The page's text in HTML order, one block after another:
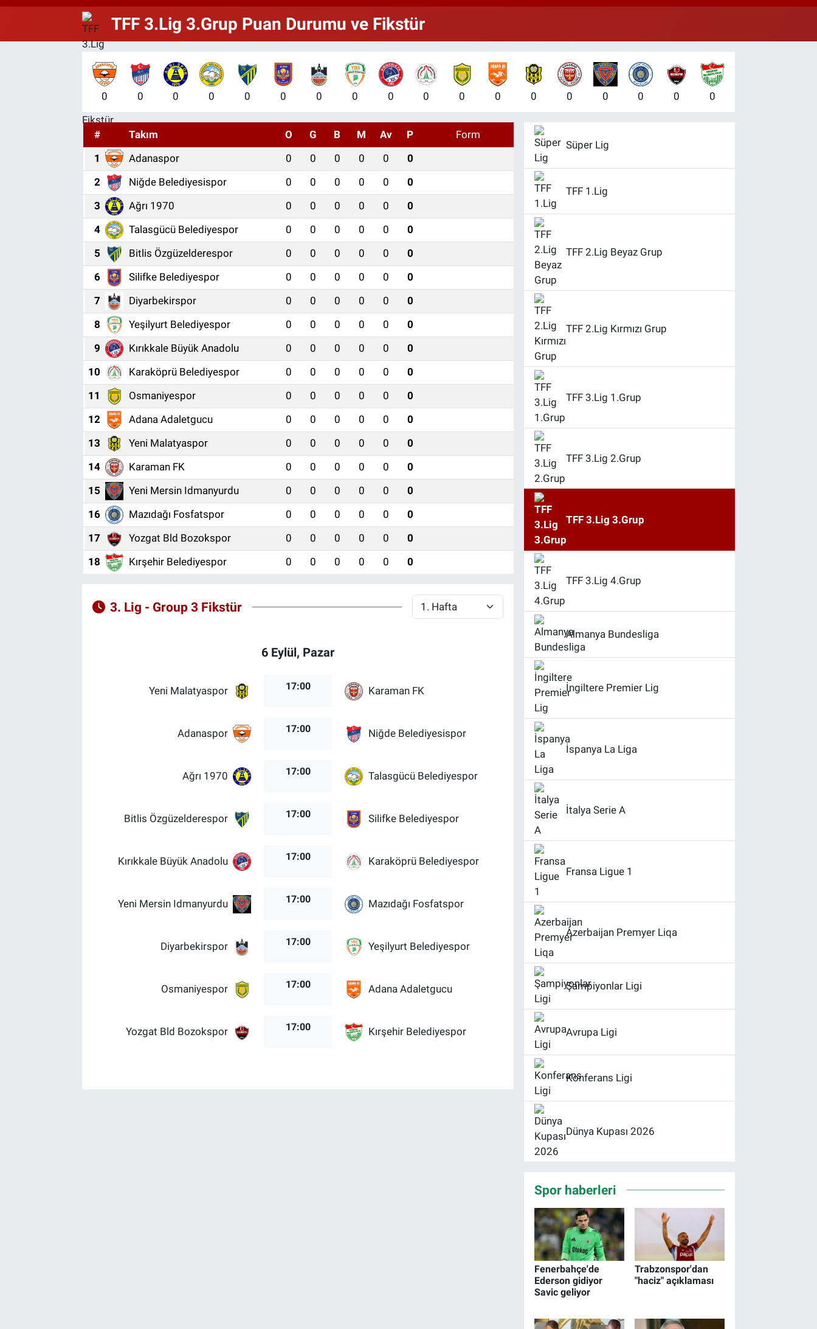
6660.55
%0.03
TFF 3.Lig 3.Grup Puan Durumu ve Fikstür
0 0 0 0 0 0 0 0 0 0 0 0 0 0 0 0 0 0
# Takım O G B M Av P
Form
1
Adanaspor 0 0 0 0 0
0
2
Niğde Belediyesispor 0 0 0 0 0
0
3
Ağrı 1970 0 0 0 0 0
0
4
Talasgücü Belediyespor 0 0 0 0 0
0
5
Bitlis Özgüzelderespor 0 0 0 0 0
0
6
Silifke Belediyespor 0 0 0 0 0
0
7
Diyarbekirspor 0 0 0 0 0
0
8
Yeşilyurt Belediyespor 0 0 0 0 0
0
9
Kırıkkale Büyük Anadolu 0 0 0 0 0
0
10
Karaköprü Belediyespor 0 0 0 0 0
0
11
Osmaniyespor 0 0 0 0 0
0
12
Adana Adaletgucu 0 0 0 0 0
0
13
Yeni Malatyaspor 0 0 0 0 0
0
14
Karaman FK 0 0 0 0 0
0
15
Yeni Mersin Idmanyurdu 0 0 0 0 0
0
16
Mazıdağı Fosfatspor 0 0 0 0 0
0
17
Yozgat Bld Bozokspor 0 0 0 0 0
0
18
Kırşehir Belediyespor 0 0 0 0 0 0
3. Lig - Group 3 Fikstür
6 Eylül, Pazar
Yeni Malatyaspor 17:00 Karaman FK
Adanaspor 17:00 Niğde Belediyesispor
Ağrı 1970 17:00 Talasgücü Belediyespor
Bitlis Özgüzelderespor 17:00 Silifke Belediyespor
Kırıkkale Büyük Anadolu 17:00 Karaköprü Belediyespor
Yeni Mersin Idmanyurdu 17:00 Mazıdağı Fosfatspor
Diyarbekirspor 17:00 Yeşilyurt Belediyespor
Osmaniyespor 17:00 Adana Adaletgucu
Yozgat Bld Bozokspor 17:00 Kırşehir Belediyespor
Süper Lig
TFF 1.Lig
TFF 2.Lig Beyaz Grup
TFF 2.Lig Kırmızı Grup
TFF 3.Lig 1.Grup
TFF 3.Lig 2.Grup
TFF 3.Lig 3.Grup
TFF 3.Lig 4.Grup
Almanya Bundesliga
İngiltere Premier Lig
İspanya La Liga
İtalya Serie A
Fransa Ligue 1
Azerbaijan Premyer Liqa
Şampiyonlar Ligi
Avrupa Ligi
Konferans Ligi
Dünya Kupası 2026
Spor haberleri
Fenerbahçe'de
Ederson gidiyor
Savic geliyor
Trabzonspor'dan
"haciz" açıklaması
Özel Haberler
Özel Haberler
Erişim Bilgileri
Haber Arşivi